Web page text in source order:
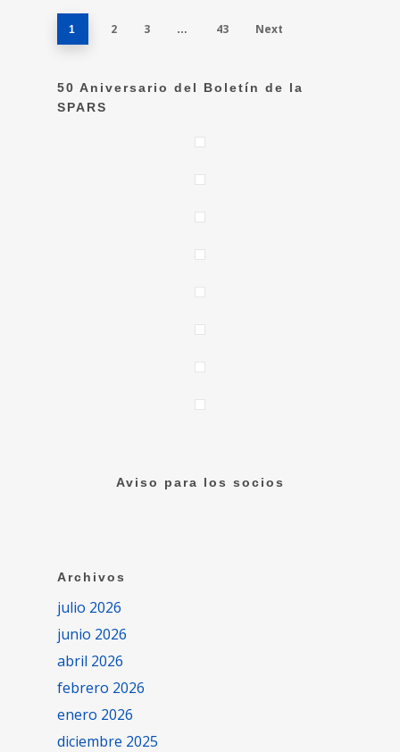
1 2 3 … 43 Next
50 Aniversario del Boletín de la
SPARS
Aviso para los socios
Archivos
julio 2026
junio 2026
abril 2026
febrero 2026
enero 2026
diciembre 2025